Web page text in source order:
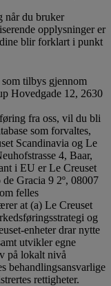
når du bruker
opplysninger er
blir forklart i punkt
som tilbys gjennom
Hovedgade 12, 2630
fra oss, vil du bli
som forvaltes,
Scandinavia og Le
4, Baar,
i EU er Le Creuset
Gracia 9 2º, 08007
felles
at (a) Le Creuset
og
enheter drar nytte
utvikler egne
på lokalt nivå
behandlingsansvarlige
rettigheter.